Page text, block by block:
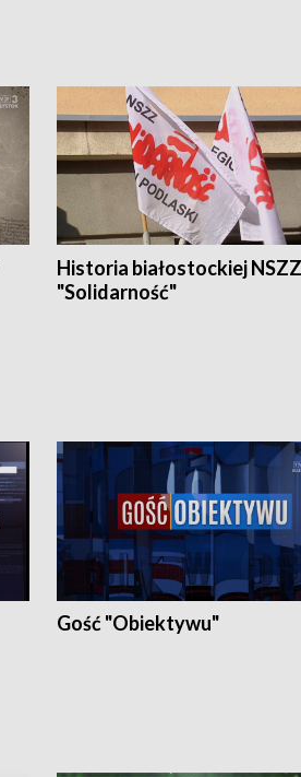
Historia białostockiej NSZZ
"Solidarność"
Gość "Obiektywu"